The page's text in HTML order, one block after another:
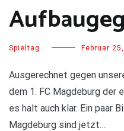
Spieltag Februar
Ausgerechnet gegen
dem 1. FC Magdeburg der
es halt auch klar. Ein paar
Magdeburg sind jetzt…